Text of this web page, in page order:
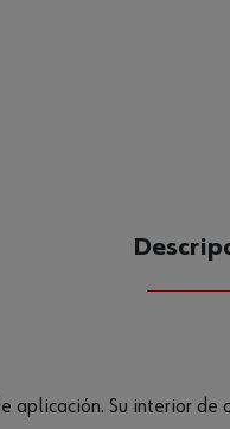
Su interior de